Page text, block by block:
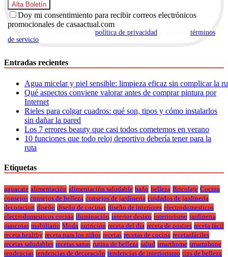
Doy mi consentimiento para recibir correos electrónicos
promocionales de casaactual.com
política de privacidad
términos
de servicio
Entradas recientes
Agua micelar y piel sensible: limpieza eficaz sin complicar la
Qué aspectos conviene valorar antes de comprar pintura por
Internet
Rieles para colgar cuadros: qué son, tipos y cómo instalarlos
sin dañar la pared
Los 7 errores beauty que casi todos cometemos en verano
10 funciones que todo reloj deportivo debería tener para la
ruta
Etiquetas
aguacate alimentación alimentación saludable baño belleza Bricolaje Cocina
consejos consejos de belleza consejos de jardineria cuidados de jardineria
decoracion diseño diseño de cocinas diseño de interiores electrodomesticos
electrodomesticos cocina iluminación interior design interiorismo jardineria
mascotas mobiliario Moda nutrición receta del día receta de postres receta fácil
receta healthy receta para los niños recetas recetas de cocina recetasfáciles
recetas saludables recetas sanas rutina de belleza salud smarthome smartphone
tendencias tendencias de decoración tendencias de interiorismo tips de belleza